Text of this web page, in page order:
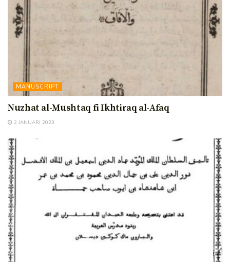
MANUSCRIPT
Nuzhat al-Mushtaq fi Ikhtiraq al-Afaq
2 JANUARI 2023